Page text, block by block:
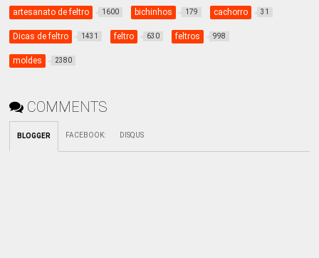
artesanato de feltro 1600 bichinhos 179 cachorro 31
Dicas de feltro 1431 feltro 630 feltros 998
moldes 2380
COMMENTS
BLOGGER FACEBOOK: DISQUS